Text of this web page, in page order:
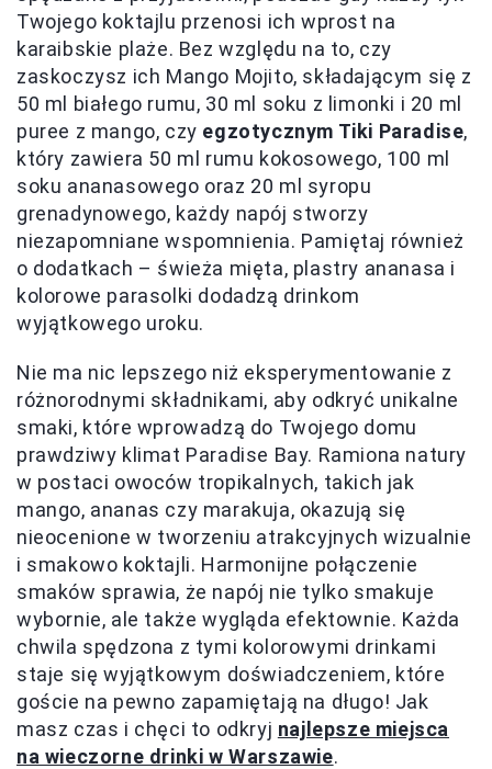
Twojego koktajlu przenosi ich wprost na
karaibskie plaże. Bez względu na to, czy
zaskoczysz ich Mango Mojito, składającym się z
50 ml białego rumu, 30 ml soku z limonki i 20 ml
puree z mango, czy egzotycznym Tiki Paradise,
który zawiera 50 ml rumu kokosowego, 100 ml
soku ananasowego oraz 20 ml syropu
grenadynowego, każdy napój stworzy
niezapomniane wspomnienia. Pamiętaj również
o dodatkach – świeża mięta, plastry ananasa i
kolorowe parasolki dodadzą drinkom
wyjątkowego uroku.
Nie ma nic lepszego niż eksperymentowanie z
różnorodnymi składnikami, aby odkryć unikalne
smaki, które wprowadzą do Twojego domu
prawdziwy klimat Paradise Bay. Ramiona natury
w postaci owoców tropikalnych, takich jak
mango, ananas czy marakuja, okazują się
nieocenione w tworzeniu atrakcyjnych wizualnie
i smakowo koktajli. Harmonijne połączenie
smaków sprawia, że napój nie tylko smakuje
wybornie, ale także wygląda efektownie. Każda
chwila spędzona z tymi kolorowymi drinkami
staje się wyjątkowym doświadczeniem, które
goście na pewno zapamiętają na długo! Jak
masz czas i chęci to odkryj najlepsze miejsca
na wieczorne drinki w Warszawie.